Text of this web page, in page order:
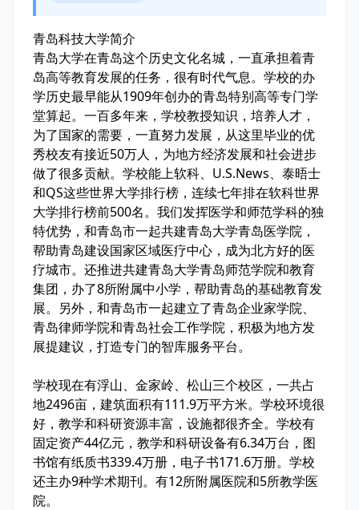
青岛科技大学简介
青岛大学在青岛这个历史文化名城，一直承担着青
岛高等教育发展的任务，很有时代气息。学校的办
学历史最早能从1909年创办的青岛特别高等专门学
堂算起。一百多年来，学校教授知识，培养人才，
为了国家的需要，一直努力发展，从这里毕业的优
秀校友有接近50万人，为地方经济发展和社会进步
做了很多贡献。学校能上软科、U.S.News、泰晤士
和QS这些世界大学排行榜，连续七年排在软科世界
大学排行榜前500名。我们发挥医学和师范学科的独
特优势，和青岛市一起共建青岛大学青岛医学院，
帮助青岛建设国家区域医疗中心，成为北方好的医
疗城市。还推进共建青岛大学青岛师范学院和教育
集团，办了8所附属中小学，帮助青岛的基础教育发
展。另外，和青岛市一起建立了青岛企业家学院、
青岛律师学院和青岛社会工作学院，积极为地方发
展提建议，打造专门的智库服务平台。
学校现在有浮山、金家岭、松山三个校区，一共占
地2496亩，建筑面积有111.9万平方米。学校环境很
好，教学和科研资源丰富，设施都很齐全。学校有
固定资产44亿元，教学和科研设备有6.34万台，图
书馆有纸质书339.4万册，电子书171.6万册。学校
还主办9种学术期刊。有12所附属医院和5所教学医
院。